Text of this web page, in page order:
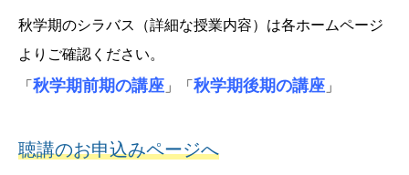
秋学期のシラバス（詳細な授業内容）は各ホームページ
よりご確認ください。
「 秋学期前期の講座 」「 秋学期後期の講座 」
聴講のお申込みページへ